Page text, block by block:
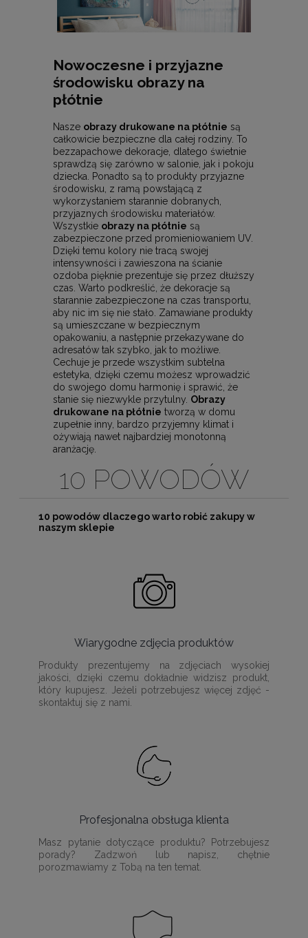
Nowoczesne i przyjazne
środowisku obrazy na
płótnie
Nasze obrazy drukowane na płótnie są
całkowicie bezpieczne dla całej rodziny. To
bezzapachowe dekoracje, dlatego świetnie
sprawdzą się zarówno w salonie, jak i pokoju
dziecka. Ponadto są to produkty przyjazne
środowisku, z ramą powstającą z
wykorzystaniem starannie dobranych,
przyjaznych środowisku materiałów.
Wszystkie obrazy na płótnie są
zabezpieczone przed promieniowaniem UV.
Dzięki temu kolory nie tracą swojej
intensywności i zawieszona na ścianie
ozdoba pięknie prezentuje się przez dłuższy
czas. Warto podkreślić, że dekoracje są
starannie zabezpieczone na czas transportu,
aby nic im się nie stało. Zamawiane produkty
są umieszczane w bezpiecznym
opakowaniu, a następnie przekazywane do
adresatów tak szybko, jak to możliwe.
Cechuje je przede wszystkim subtelna
estetyka, dzięki czemu możesz wprowadzić
do swojego domu harmonię i sprawić, że
stanie się niezwykle przytulny. Obrazy
drukowane na płótnie tworzą w domu
zupełnie inny, bardzo przyjemny klimat i
ożywiają nawet najbardziej monotonną
aranżację.
10 POWODÓW
10 powodów dlaczego warto robić zakupy w
naszym sklepie
Wiarygodne zdjęcia produktów
Produkty prezentujemy na zdjęciach wysokiej
jakości, dzięki czemu dokładnie widzisz produkt,
który kupujesz. Jeżeli potrzebujesz więcej zdjęć -
skontaktuj się z nami.
Profesjonalna obsługa klienta
Masz pytanie dotyczące produktu? Potrzebujesz
porady? Zadzwoń lub napisz, chętnie
porozmawiamy z Tobą na ten temat.